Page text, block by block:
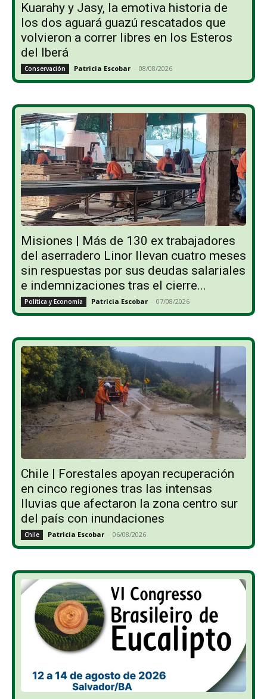
Kuarahy y Jasy, la emotiva historia de
los dos aguará guazú rescatados que
volvieron a correr libres en los Esteros
del Iberá
Conservación Patricia Escobar - 08/08/2026
Misiones | Más de 130 ex trabajadores
del aserradero Linor llevan cuatro meses
sin respuestas por sus deudas salariales
e indemnizaciones tras el cierre...
Política y Economía Patricia Escobar - 07/08/2026
Chile | Forestales apoyan recuperación
en cinco regiones tras las intensas
lluvias que afectaron la zona centro sur
del país con inundaciones
Chile Patricia Escobar - 06/08/2026